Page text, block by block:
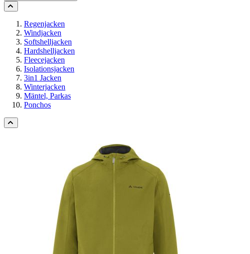
Regenjacken
Windjacken
Softshelljacken
Hardshelljacken
Fleecejacken
Isolationsjacken
3in1 Jacken
Winterjacken
Mäntel, Parkas
Ponchos